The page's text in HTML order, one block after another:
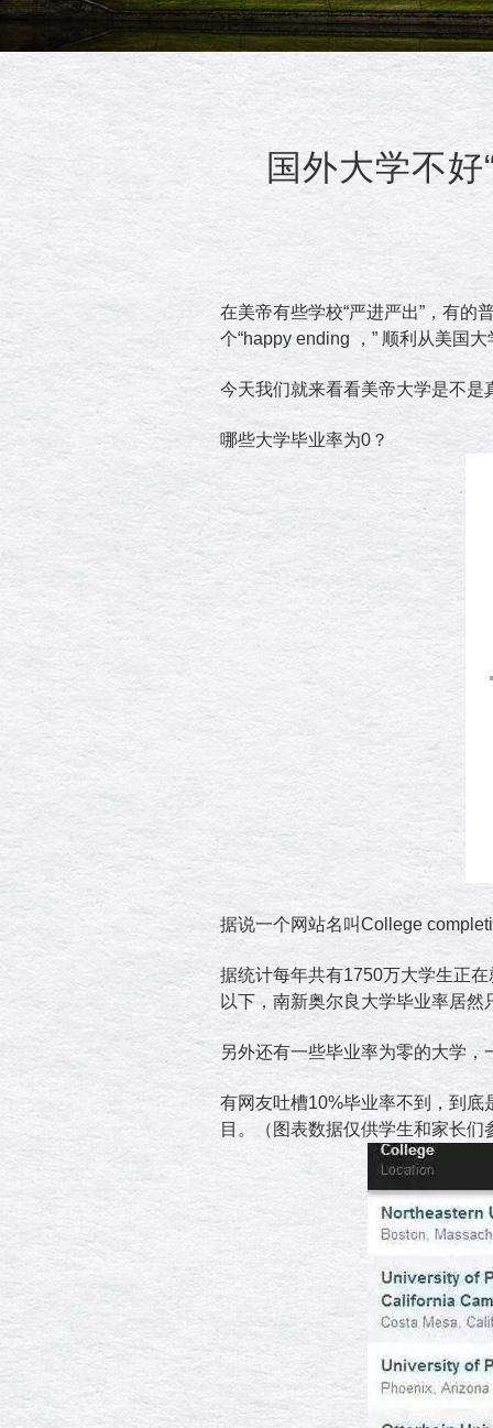
国外大学不
在美帝有些学校“严进严出”，有的
个“happy ending ，” 顺利从美国
今天我们就来看看美帝大学是不是
哪些大学毕业率为0？
据说一个网站名叫College
据统计每年共有1750万大学生正
以下，南新奥尔良大学毕业率居
另外还有一些毕业率为零的大学
有网友吐槽10%毕业率不到，到
目。（图表数据仅供学生和家长